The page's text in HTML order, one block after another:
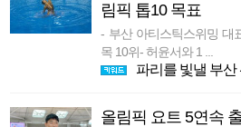
림픽 톱10 목표
- 부산 아티스틱스위밍 대
목 10위- 허윤서와 1 ...
파리를 빛낼 부산
올림픽 요트 5연속